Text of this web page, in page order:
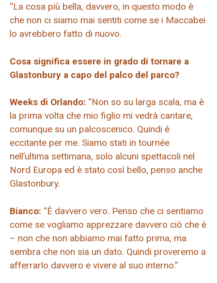
“La cosa più bella, davvero, in questo modo è
che non ci siamo mai sentiti come se i Maccabei
lo avrebbero fatto di nuovo.
Cosa significa essere in grado di tornare a
Glastonbury a capo del palco del parco?
Weeks di Orlando: “Non so su larga scala, ma è
la prima volta che mio figlio mi vedrà cantare,
comunque su un palcoscenico. Quindi è
eccitante per me. Siamo stati in tournée
nell’ultima settimana, solo alcuni spettacoli nel
Nord Europa ed è stato così bello, penso anche
Glastonbury.
Bianco: “È davvero vero. Penso che ci sentiamo
come se vogliamo apprezzare davvero ciò che è
– non che non abbiamo mai fatto prima, ma
sembra che non sia un dato. Quindi proveremo a
afferrarlo davvero e vivere al suo interno.”